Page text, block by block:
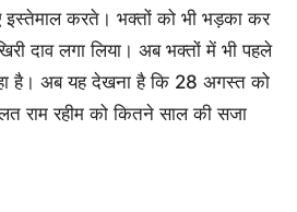
इस्तेमाल करते। भक्तों को भी भड़का कर
दाव लगा लिया। अब भक्तों में भी पहले
है। अब यह देखना है कि 28 अगस्त को
राम रहीम को कितने साल की सजा